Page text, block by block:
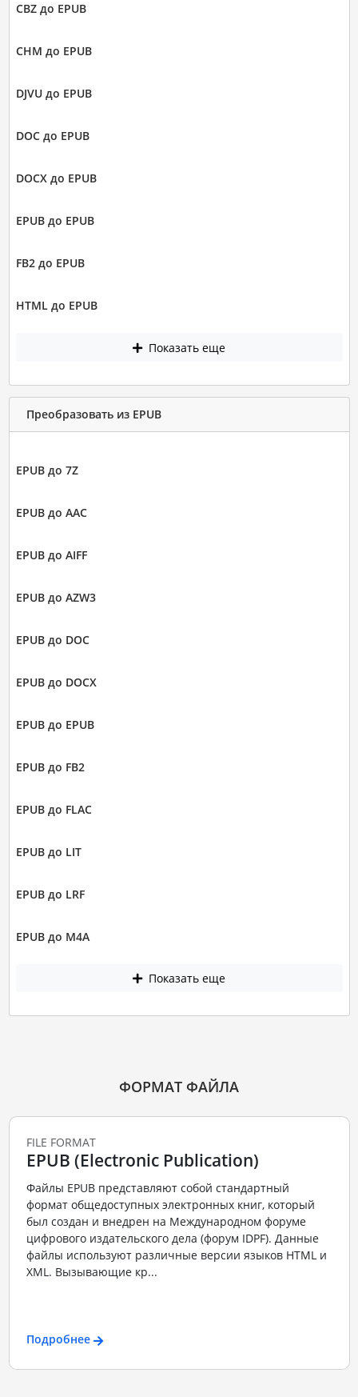
CBZ до EPUB
CHM до EPUB
DJVU до EPUB
DOC до EPUB
DOCX до EPUB
EPUB до EPUB
FB2 до EPUB
HTML до EPUB
Показать еще
Преобразовать из EPUB
EPUB до 7Z
EPUB до AAC
EPUB до AIFF
EPUB до AZW3
EPUB до DOC
EPUB до DOCX
EPUB до EPUB
EPUB до FB2
EPUB до FLAC
EPUB до LIT
EPUB до LRF
EPUB до M4A
Показать еще
ФОРМАТ ФАЙЛА
FILE FORMAT
EPUB (Electronic Publication)
Файлы EPUB представляют собой стандартный
формат общедоступных электронных книг, который
был создан и внедрен на Международном форуме
цифрового издательского дела (форум IDPF). Данные
файлы используют различные версии языков HTML и
XML. Вызывающие кр...
Подробнее